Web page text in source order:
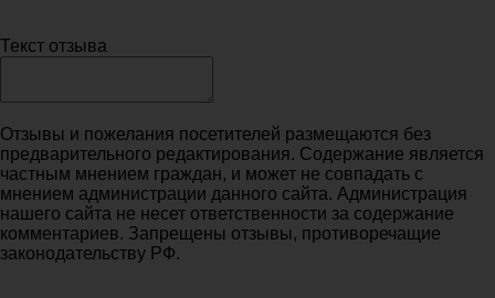
Текст отзыва
Отзывы и пожелания посетителей размещаются без
предварительного редактирования. Содержание является
частным мнением граждан, и может не совпадать с
мнением администрации данного сайта. Администрация
нашего сайта не несет ответственности за содержание
комментариев. Запрещены отзывы, противоречащие
законодательству РФ.